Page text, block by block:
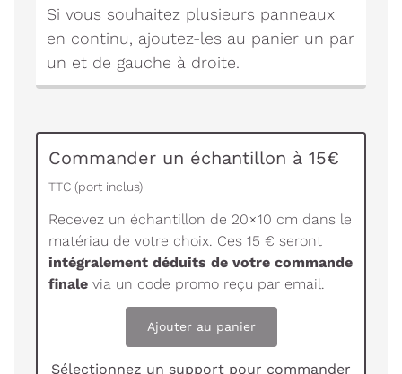
Si vous souhaitez plusieurs panneaux
en continu, ajoutez-les au panier un par
un et de gauche à droite.
Commander un échantillon à 15€
TTC (port inclus)
Recevez un échantillon de 20×10 cm dans le
matériau de votre choix. Ces 15 € seront
intégralement déduits de votre commande
finale via un code promo reçu par email.
Ajouter au panier
Sélectionnez un support pour commander